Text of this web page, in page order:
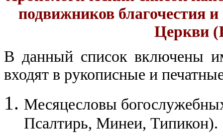
подвижников благочестия
Церкви
В данный список включены
входят в рукописные и
Месяцесловы
Псалтирь, Минеи, Типикон).